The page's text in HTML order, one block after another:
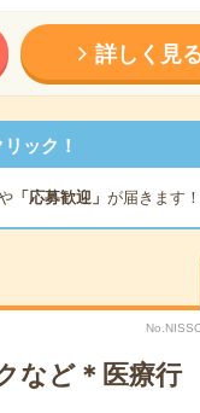
詳しく見
ック！
「応募歓迎」 が届きます！
など＊医療行